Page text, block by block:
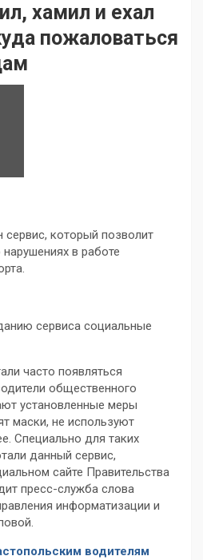
хамил и ехал
пожаловаться
который позволит
в работе
сервиса социальные
часто появляться
общественного
установленные меры
маски, не используют
Специально для таких
данный сервис,
сайте Правительства
пресс-служба слова
информатизации и
водителям